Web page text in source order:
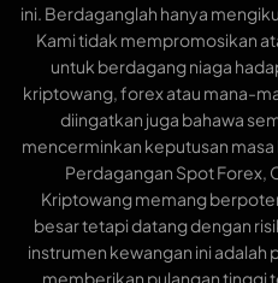
ini. Berdaganglah hanya
Kami tidak mempromosikan
untuk berdagang niaga
kriptowang, forex atau mana-
diingatkan juga bahawa
mencerminkan keputusan masa
Perdagangan Spot Forex,
Kriptowang memang
besar tetapi datang dengan
instrumen kewangan ini adalah
memberikan pulangan tinggi